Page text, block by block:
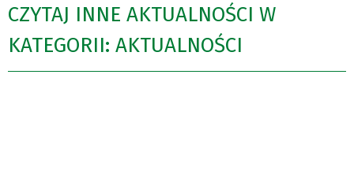
CZYTAJ INNE AKTUALNOŚCI W
KATEGORII: AKTUALNOŚCI